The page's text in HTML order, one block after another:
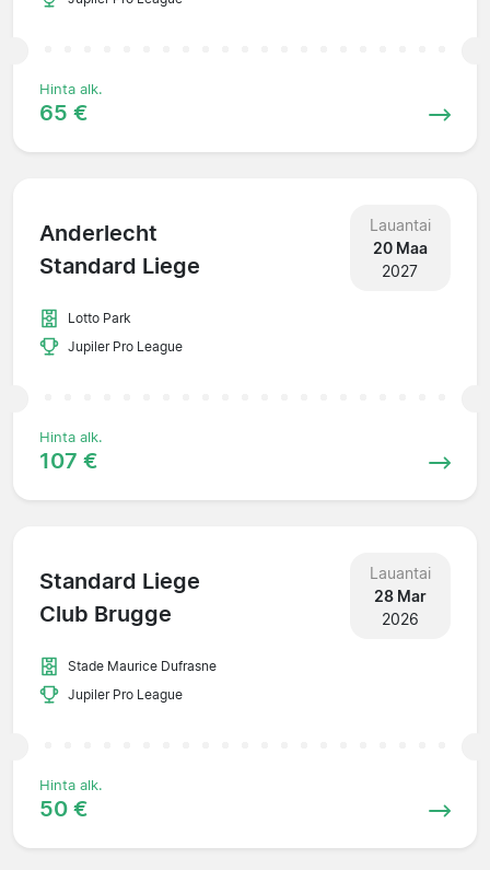
Hinta alk.
65 €
Anderlecht
Standard Liege
Lauantai
20 Maa
2027
Lotto Park
Jupiler Pro League
Hinta alk.
107 €
Standard Liege
Club Brugge
Lauantai
28 Mar
2026
Stade Maurice Dufrasne
Jupiler Pro League
Hinta alk.
50 €